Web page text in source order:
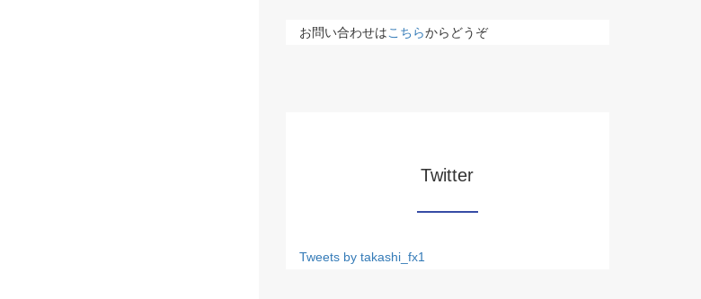
お問い合わせはこちらからどうぞ
Twitter
Tweets by takashi_fx1